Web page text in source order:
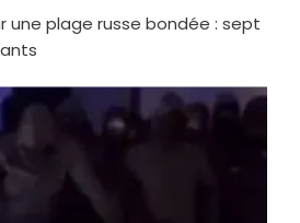
une plage russe bondée : sept